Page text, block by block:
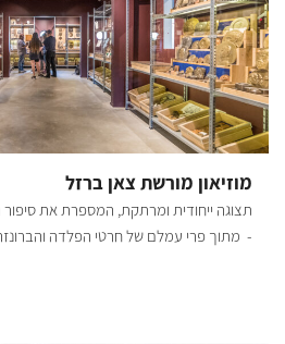
נמשיך בזרוע השמאלית, עם הסימון הכחול,
פוגשים את דרך נוף יער שוקדה, ופונים בה
סינגל החוצה את הדרך ואת שלט ההסבר על
מפה: *המידע מתוך אתרים לה מדווש
מוזיאון מורשת צאן ברזל
תצוגה ייחודית ומרתקת, המספרת את
- מתוך פרי עמלם של חרטי הפלדה
שטרות, מטבעות, שמות מקומות ועוד. דווקא
ומרתק המציג את המורשת הארצישראלית